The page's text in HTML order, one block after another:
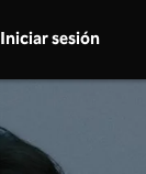
Iniciar sesión